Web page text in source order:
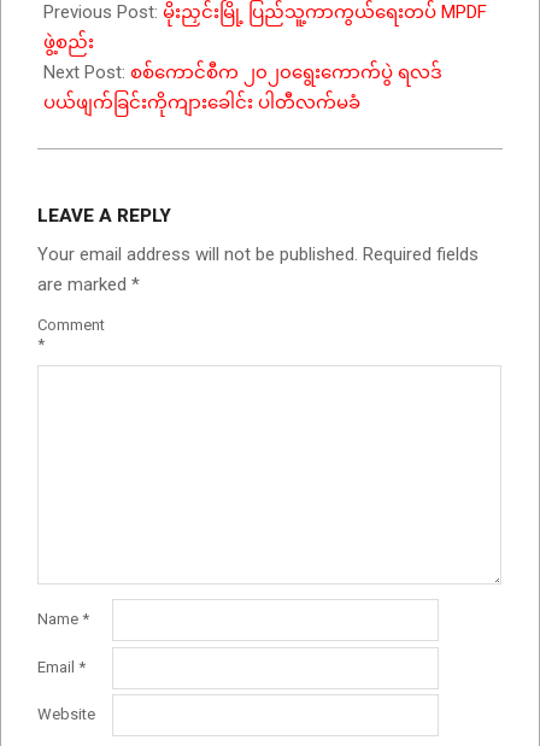
Previous Post: မိုးညှင်းမြို့ ပြည်သူ့ကာကွယ်ရေးတပ် MPDF
ဖွဲ့စည်း
Next Post: စစ်ကောင်စီက ၂၀၂၀ရွေးကောက်ပွဲ ရလဒ်
ပယ်ဖျက်ခြင်းကိုကျားခေါင်း ပါတီလက်မခံ
LEAVE A REPLY
Your email address will not be published. Required fields
are marked *
Comment
*
Name *
Email *
Website